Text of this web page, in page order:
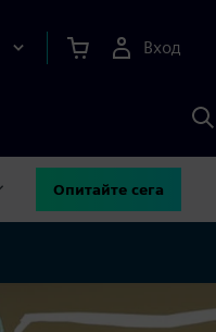
Вход
с
Опитайте сега